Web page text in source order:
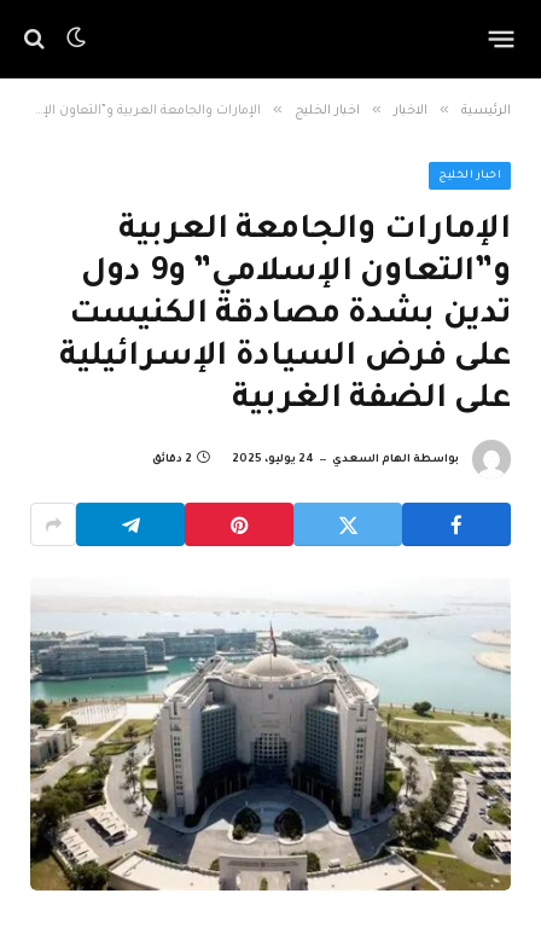
الرئيسية » الاخبار » اخبار الخليج » الإمارات والجامعة العربية و”التعاون الإسلامي” و9 دول تدين بشدة مصادقة الكنيست على فرض السيادة الإسرائيلية على الضفة الغربية
اخبار الخليج
الإمارات والجامعة العربية
و”التعاون الإسلامي” و9 دول
تدين بشدة مصادقة الكنيست
على فرض السيادة الإسرائيلية
على الضفة الغربية
بواسطة الهام السعدي 24 يوليو، 2025 2 دقائق